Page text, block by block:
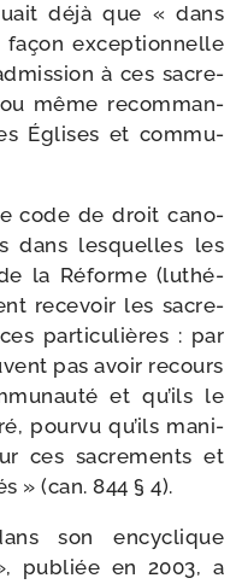
déjà que « dans
façon excep­tion­nelle
à ces sacre­
même recom­man­
Églises et com­mu­
code de droit cano­
dans les­quelles les
la Réforme (luthé­
rece­voir les sacre­
par­ti­cu­lières : par
pas avoir recours
et qu’ils le
pour­vu qu’ils mani­
ces sacre­ments et
» (can. 844 § 4).
son ency­clique
publiée en 2003, a